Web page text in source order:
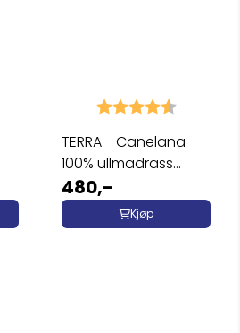
av 5 mulige
Karakter: 4.9 av 5
TERRA - Canelana
100% ullmadrass
hund - vanntett ...
480,-
Kjøp